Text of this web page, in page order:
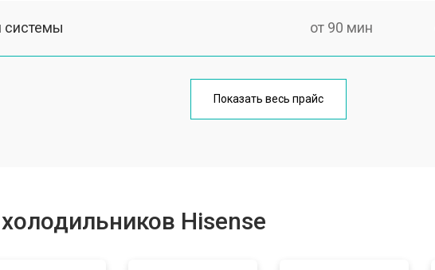
системы от 90 мин
от 50 мин
Показать весь прайс
Hisense